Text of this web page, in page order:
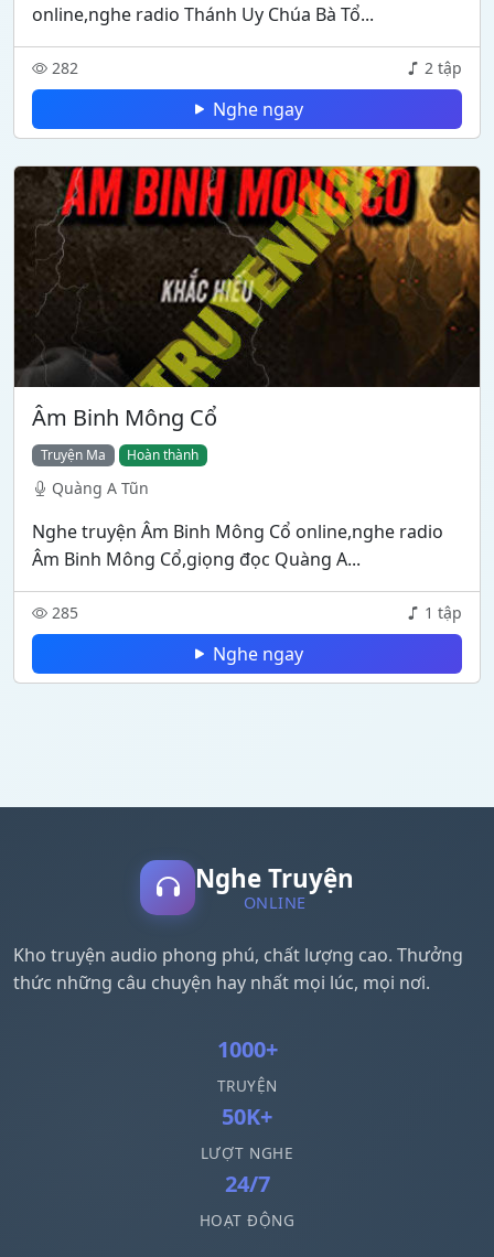
online,nghe radio Thánh Uy Chúa Bà Tổ...
282 2 tập
Nghe ngay
Âm Binh Mông Cổ
Truyện Ma Hoàn thành
Quàng A Tũn
Nghe truyện Âm Binh Mông Cổ online,nghe radio
Âm Binh Mông Cổ,giọng đọc Quàng A...
285 1 tập
Nghe ngay
Nghe Truyện
ONLINE
Kho truyện audio phong phú, chất lượng cao. Thưởng
thức những câu chuyện hay nhất mọi lúc, mọi nơi.
1000+
TRUYỆN
50K+
LƯỢT NGHE
24/7
HOẠT ĐỘNG